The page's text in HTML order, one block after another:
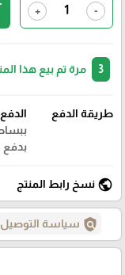
-
+
مرة تم بيع هذا
طريقة الدفع
بدفع
public نسخ رابط المنتج
policy سياسة التوصيل